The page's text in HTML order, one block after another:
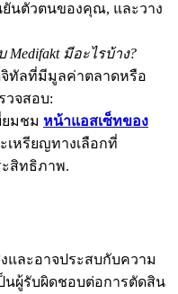
APR
APR
ยันตัวตนของคุณ, และวาง
มีอะไรบ้าง?
ทัลที่มีมูลค่าตลาดหรือ
จสอบ:
ยมชม หน้าแอสเซ็ทของ
เหรียญทางเลือกที่
สิทธิภาพ.
และอาจประสบกับความ
นผู้รับผิดชอบต่อการตัดสิน